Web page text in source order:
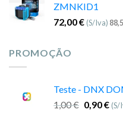
ZMNKID1
72,00€ (S/Iva)
PROMOÇÃO
Teste - DNX
1,00€ 0,90€ (S/